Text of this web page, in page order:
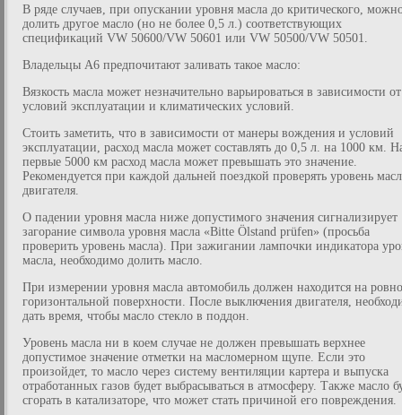
В ряде случаев, при опускании уровня масла до критического,
долить другое масло (но не более 0,5 л.) соответствующих
спецификаций VW 50600/VW 50601 или VW 50500/VW 50501.
Владельцы А6 предпочитают заливать такое масло:
Вязкость масла может незначительно варьироваться в зависимости от
условий эксплуатации и климатических условий.
Стоить заметить, что в зависимости от манеры вождения и условий
эксплуатации, расход масла может составлять до 0,5 л. на 1000 км.
первые 5000 км расход масла может превышать это значение.
Рекомендуется при каждой дальней поездкой проверять уровень
двигателя.
О падении уровня масла ниже допустимого значения сигнализирует
загорание символа уровня масла «Bitte Ölstand prüfen» (просьба
проверить уровень масла). При зажигании лампочки индикатора
масла, необходимо долить масло.
При измерении уровня масла автомобиль должен находится на
горизонтальной поверхности. После выключения двигателя,
дать время, чтобы масло стекло в поддон.
Уровень масла ни в коем случае не должен превышать верхнее
допустимое значение отметки на масломерном щупе. Если это
произойдет, то масло через систему вентиляции картера и выпуска
отработанных газов будет выбрасываться в атмосферу. Также масло
сгорать в катализаторе, что может стать причиной его повреждения.